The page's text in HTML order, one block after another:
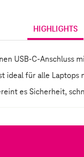
HIGHLIGHTS
USB-C-Anschluss
ideal für alle Laptops
es Sicherheit,